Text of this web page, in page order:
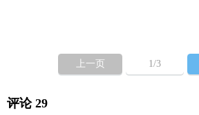
上一页 1/3
评论 29